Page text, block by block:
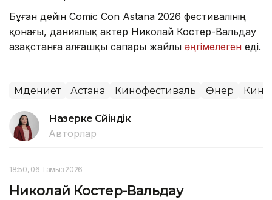
Бұған дейін Comic Con Astana 2026 фестивалінің
қонағы, даниялық актер Николай Костер-Вальдау
Қазақстанға алғашқы сапары жайлы әңгімелеген еді.
Мәдениет Астана Кинофестиваль Өнер Кино
Назерке Сүйіндік
Авторлар
18:50, 06 Тамыз 2026
Николай Костер-Вальдау